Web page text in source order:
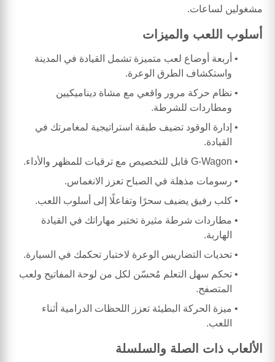
مشغولين لساعات.
أسلوب اللعب والميزات
أربعة أوضاع لعب متميزة تشمل القيادة في المدينة
واستكشاف الطرق الوعرة.
نظام حركة مرور واقعي مع مشاة ديناميكيين
ومطاردات للشرطة.
إدارة الوقود تضيف طبقة استراتيجية لمغامرتك في
القيادة.
G-Wagon قابل للتخصيص مع ترقيات للمظهر والأداء.
رسومات مذهلة في الصباح تعزز الانغماس.
كلب رفيق يضيف سحرًا وتفاعلًا إلى أسلوب اللعب.
مطاردات شرطة مثيرة تختبر مهاراتك في القيادة
الهاربة.
تحديات التضاريس الوعرة لاختبار تحكمك في السيارة.
تحكم سهل التعلم مُحسّن لكل من لوحة المفاتيح ولعب
المتصفح.
ميزة الحركة البطيئة تعزز اللحظات الدرامية أثناء
اللعب.
الألعاب ذات الصلة والسلسلة